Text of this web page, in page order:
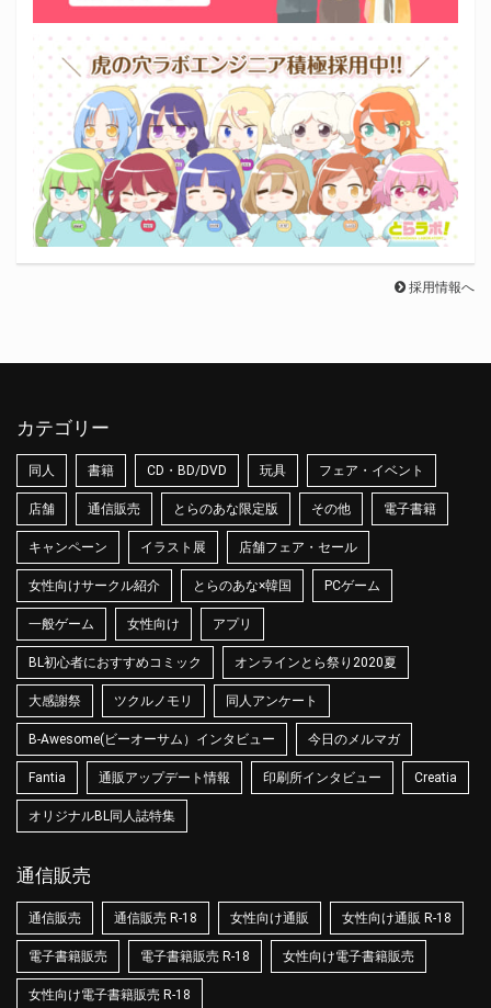
採用情報へ
カテゴリー
同人 書籍 CD・BD/DVD 玩具 フェア・イベント
店舗 通信販売 とらのあな限定版 その他 電子書籍
キャンペーン イラスト展 店舗フェア・セール
女性向けサークル紹介 とらのあな×韓国 PCゲーム
一般ゲーム 女性向け アプリ
BL初心者におすすめコミック オンラインとら祭り2020夏
大感謝祭 ツクルノモリ 同人アンケート
B-Awesome(ビーオーサム）インタビュー 今日のメルマガ
Fantia 通販アップデート情報 印刷所インタビュー Creatia
オリジナルBL同人誌特集
通信販売
通信販売 通信販売 R-18 女性向け通販 女性向け通販 R-18
電子書籍販売 電子書籍販売 R-18 女性向け電子書籍販売
女性向け電子書籍販売 R-18